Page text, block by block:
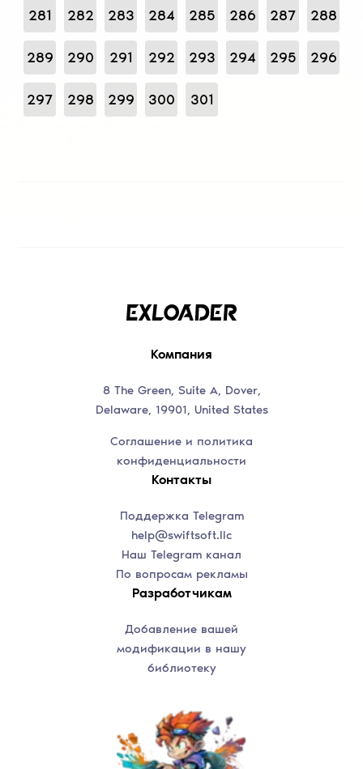
281 282 283 284 285 286 287 288
289 290 291 292 293 294 295 296
297 298 299 300 301
Компания
8 The Green, Suite A, Dover,
Delaware, 19901, United States
Соглашение и политика
конфиденциальности
Контакты
Поддержка Telegram
help@swiftsoft.llc
Наш Telegram канал
По вопросам рекламы
Разработчикам
Добавление вашей
модификации в нашу
библиотеку